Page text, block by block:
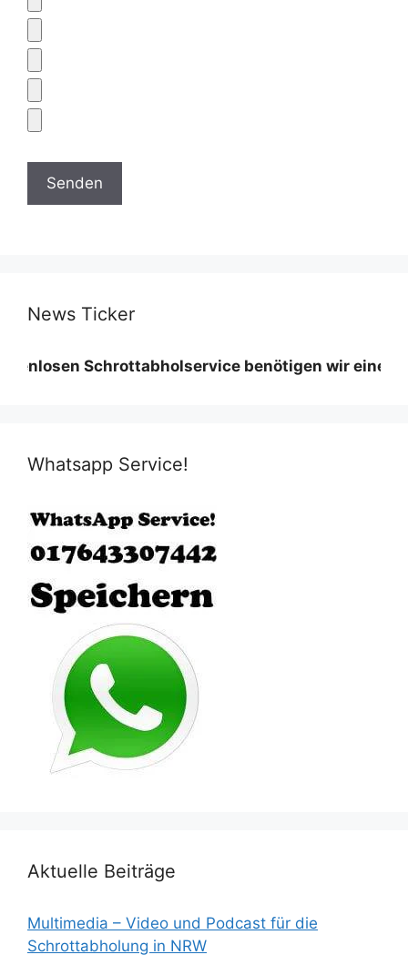
News Ticker
Schrottabholservice benötigen wir eine
Whatsapp Service!
Aktuelle Beiträge
Multimedia – Video und Podcast für die
Schrottabholung in NRW